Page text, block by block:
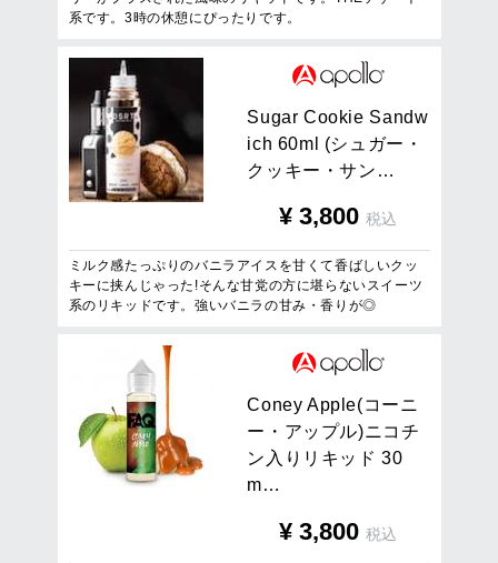
系です。3時の休憩にぴったりです。
Sugar Cookie Sandw
ich 60m (シ ュ ガー ・
ク ッ キー ・サ ン …
¥ 3,800 税込
ミルク感たっぷりのバニラアイスを甘くて香ばしいクッ
キーに挟んじゃった!そんな甘党の方に堪らないスイーツ
系のリキッドです。強いバニラの甘み・香りが◎
Coney App le(コ ーニ
ー ・ アッ プル)ニコ チ
ン 入 り リ キ ッ ド 30
m…
¥ 3,800 税込